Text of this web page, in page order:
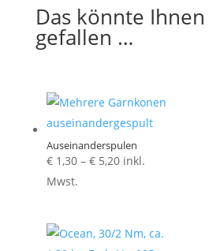
Das könnte
gefallen …
Auseinanderspulen
€1,30 – €5,20Preisspanne:
inkl.
Mwst.